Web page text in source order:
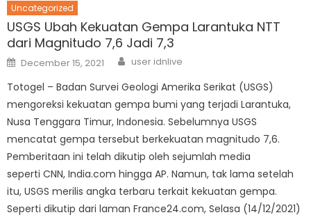
Uncategorized
USGS Ubah Kekuatan Gempa Larantuka NTT
dari Magnitudo 7,6 Jadi 7,3
Posted
on
December 15, 2021 Author
user idnlive
Totogel – Badan Survei Geologi Amerika Serikat (USGS)
mengoreksi kekuatan gempa bumi yang terjadi Larantuka,
Nusa Tenggara Timur, Indonesia. Sebelumnya USGS
mencatat gempa tersebut berkekuatan magnitudo 7,6.
Pemberitaan ini telah dikutip oleh sejumlah media
seperti CNN, India.com hingga AP. Namun, tak lama setelah
itu, USGS merilis angka terbaru terkait kekuatan gempa.
Seperti dikutip dari laman France24.com, Selasa (14/12/2021)